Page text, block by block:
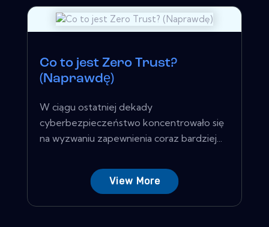
Co to jest Zero Trust?
(Naprawdę)
W ciągu ostatniej dekady
cyberbezpieczeństwo koncentrowało się
na wyzwaniu zapewnienia coraz bardziej...
View More